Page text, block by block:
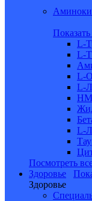
L-
L-
L-
L-
L-
Посмотреть
Здоровье
Здоровье